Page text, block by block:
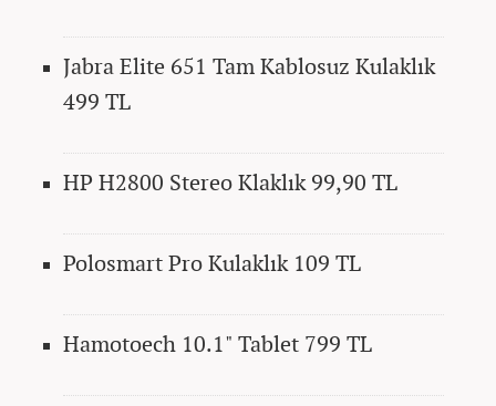
Jabra Elite 651 Tam Kablosuz Kulaklık
499 TL
HP H2800 Stereo Klaklık 99,90 TL
Polosmart Pro Kulaklık 109 TL
Hamotoech 10.1" Tablet 799 TL